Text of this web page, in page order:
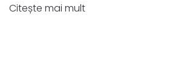
Citește mai mult